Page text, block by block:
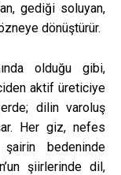
gediği soluyan,
dönüştürür.
olduğu gibi,
aktif üreticiye
dilin varoluş
Her giz, nefes
bedeninde
şiirlerinde dil,